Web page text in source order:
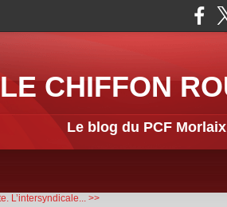
LE CHIFFON
Le blog du PCF Morlaix
L’intersyndicale... >>